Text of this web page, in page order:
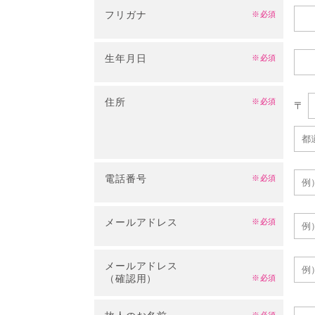
フリガナ ※必須
生年月日 ※必須
住所 ※必須 〒
電話番号 ※必須
メールアドレス ※必須
メールアドレス
（確認用）
※必須